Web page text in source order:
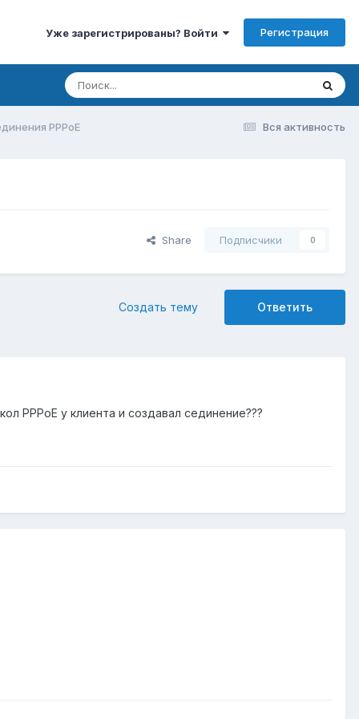
Уже зарегистрированы? Войти Регистрация
Вся активность
PPPoE
Share Подписчики 0
Ответить
Создать тему
PPPoE у клиента и создавал сединение???